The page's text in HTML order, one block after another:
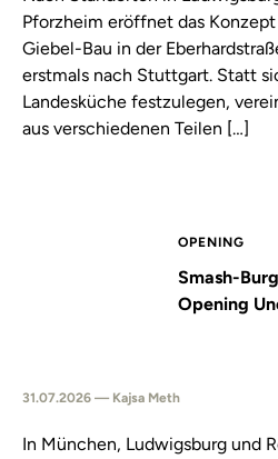
Pforzheim eröffnet das
Giebel-Bau in der
erstmals nach Stuttgart. Statt
Landesküche festzulegen,
aus verschiedenen Teilen […]
OPENING
Smash-
Opening
31.07.2026 — Kajsa Meth
In München, Ludwigsburg und